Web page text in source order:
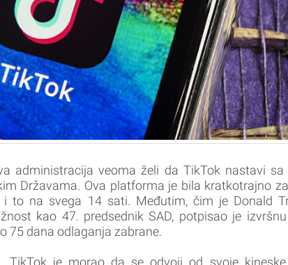
administracija veoma želi da TikTok nastavi
Državama. Ova platforma je bila kratkotrajno
i to na svega 14 sati. Međutim, čim je Donald
kao 47. predsednik SAD, potpisao je
75 dana odlaganja zabrane.
TikTok je morao da se odvoji od svoje